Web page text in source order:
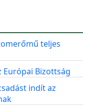
teljes
Európai Bizottság
indít az